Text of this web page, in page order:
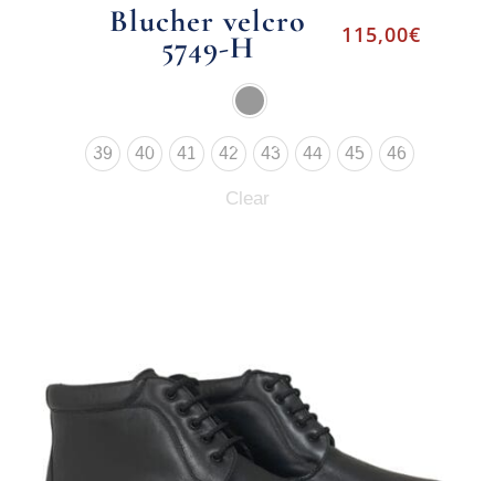
Blucher velcro
5749-H 115,00€
39 40 41 42 43 44 45 46
Clear